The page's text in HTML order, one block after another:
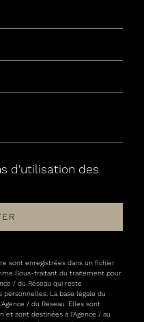
d'utilisation des
sont enregistrées dans un fichier
Sous-traitant du traitement pour
/ du Réseau qui reste
personnelles. La base légale du
/ du Réseau. Elles sont
et sont destinées à l'Agence / au